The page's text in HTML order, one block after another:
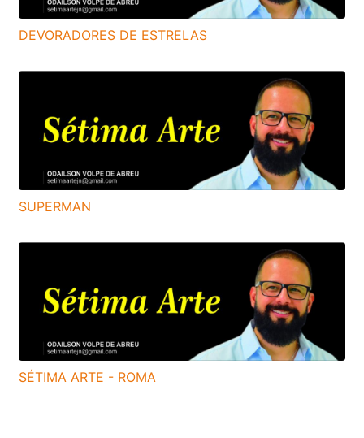
DEVORADORES DE ESTRELAS
SUPERMAN
SÉTIMA ARTE - ROMA